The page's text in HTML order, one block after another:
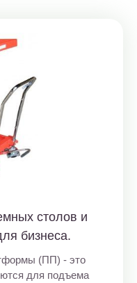
столов и
бизнеса.
(ПП) - это
для подъема